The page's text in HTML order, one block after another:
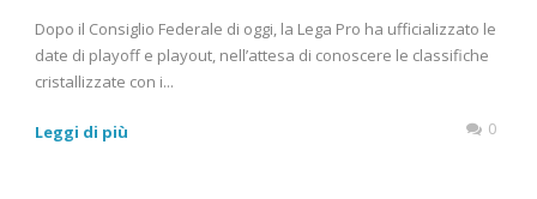
Dopo il Consiglio Federale di oggi, la Lega Pro ha ufficializzato le
date di playoff e playout, nell’attesa di conoscere le classifiche
cristallizzate con i...
Leggi di più 0